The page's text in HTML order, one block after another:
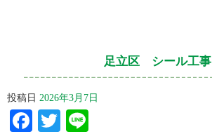
足立区 シール工事
投稿日 2026年3月7日
Facebook
Twitter